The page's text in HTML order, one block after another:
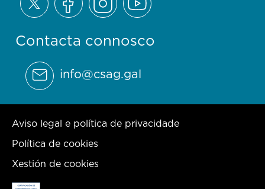
Contacta connosco
info@csag.gal
Aviso legal e política de privacidade
Política de cookies
Xestión de cookies